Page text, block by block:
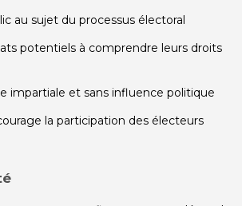
au sujet du processus électoral
potentiels à comprendre leurs droits
impartiale et sans influence politique
la participation des électeurs